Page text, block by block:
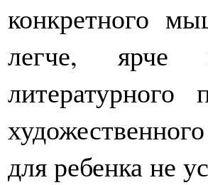
конкретного
легче, ярче
литературного
для ребенка не